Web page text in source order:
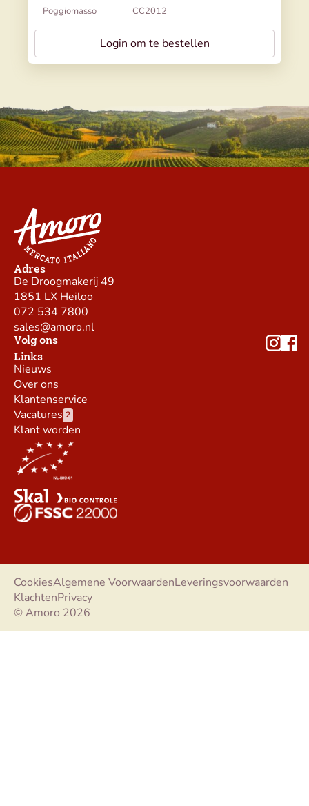
Poggiomasso
CC2012
Login om te bestellen
Adres
De Droogmakerij 49
1851 LX Heiloo
072 534 7800
sales@amoro.nl
Volg ons
Links
Nieuws
Over ons
Klantenservice
Vacatures 2
Klant worden
© Amoro 2026
CookiesAlgemene VoorwaardenLeveringsvoorwaarden
KlachtenPrivacy